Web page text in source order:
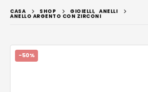
CASA SHOP GIOIELLI, ANELLI
ANELLO ARGENTO CON ZIRCONI
-50%